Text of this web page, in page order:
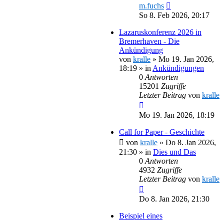
m.fuchs
So 8. Feb 2026, 20:17
Lazaruskonferenz 2026 in
Bremerhaven - Die
Ankündigung
von kralle » Mo 19. Jan 2026,
18:19 » in Ankündigungen
0 Antworten
15201 Zugriffe
Letzter Beitrag von kralle
Mo 19. Jan 2026, 18:19
Call for Paper - Geschichte
von kralle » Do 8. Jan 2026,
21:30 » in Dies und Das
0 Antworten
4932 Zugriffe
Letzter Beitrag von kralle
Do 8. Jan 2026, 21:30
Beispiel eines